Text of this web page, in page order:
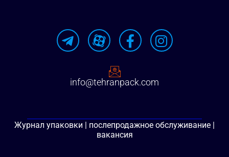
info@tehranpack.com
Журнал упаковки | послепродажное обслуживание |
вакансия